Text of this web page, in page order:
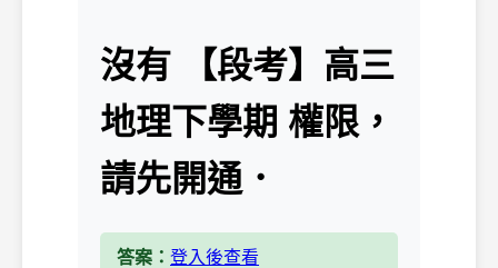
沒有 【段考】高三
地理下學期 權限，
請先開通．
答案： 登入後查看